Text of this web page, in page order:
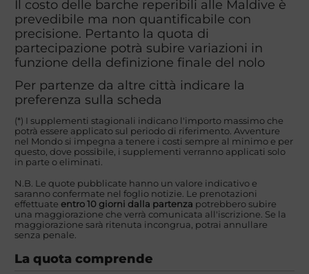
Il costo delle barche reperibili alle Maldive è
prevedibile ma non quantificabile con
precisione. Pertanto la quota di
partecipazione potrà subire variazioni in
funzione della definizione finale del nolo
Per partenze da altre città indicare la
preferenza sulla scheda
(*) I supplementi stagionali indicano l'importo massimo che
potrà essere applicato sul periodo di riferimento. Avventure
nel Mondo si impegna a tenere i costi sempre al minimo e per
questo, dove possibile, i supplementi verranno applicati solo
in parte o eliminati.
N.B. Le quote pubblicate hanno un valore indicativo e
saranno confermate nel foglio notizie. Le prenotazioni
effettuate entro 10 giorni dalla partenza potrebbero subire
una maggiorazione che verrà comunicata all'iscrizione. Se la
maggiorazione sarà ritenuta incongrua, potrai annullare
senza penale.
La quota comprende